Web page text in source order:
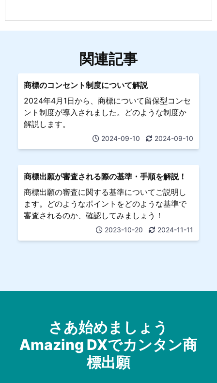
関連記事
商標のコンセント制度について解説
2024年4月1日から、商標について留保型コンセ
ント制度が導入されました。どのような制度か
解説します。
2024-09-10 2024-09-10
商標出願が審査される際の基準・手順を解説！
商標出願の審査に関する基準についてご説明し
ます。どのようなポイントをどのような基準で
審査されるのか、確認してみましょう！
2023-10-20 2024-11-11
さあ始めましょう
Amazing DXでカンタン商
標出願